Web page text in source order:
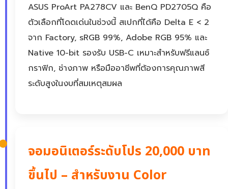
ASUS ProArt PA278CV และ BenQ PD2705Q คือ
ตัวเลือกที่โดดเด่นในช่วงนี้ สเปกที่ได้คือ Delta E < 2
จาก Factory, sRGB 99%, Adobe RGB 95% และ
Native 10-bit รองรับ USB-C เหมาะสำหรับฟรีแลนซ์
กราฟิก, ช่างภาพ หรือมืออาชีพที่ต้องการคุณภาพสี
ระดับสูงในงบที่สมเหตุสมผล
จอมอนิเตอร์ระดับโปร 20,000 บาท
ขึ้นไป – สำหรับงาน Color